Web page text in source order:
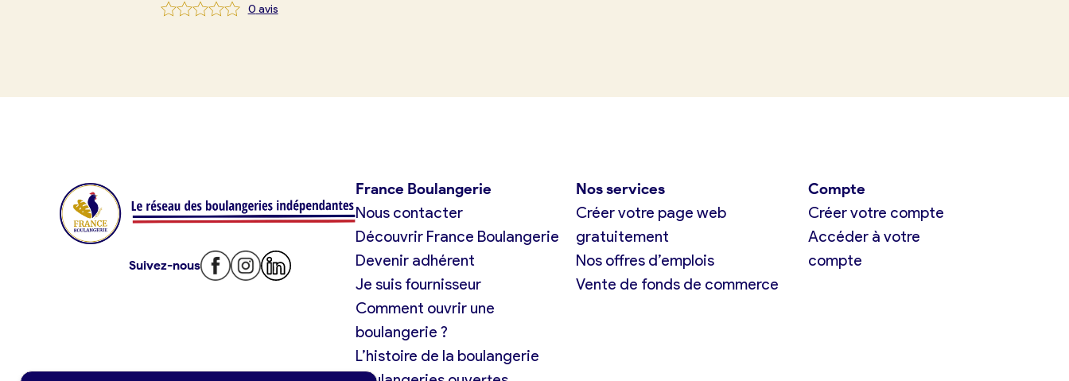
Offres d’emploi
Je suis fournisseur
0 avis
Suivez-nous
France Boulangerie
Nous contacter
Découvrir France Boulangerie
Devenir adhérent
Je suis fournisseur
Comment ouvrir une
boulangerie ?
L’histoire de la boulangerie
Nos services
Créer votre page web
gratuitement
Nos offres d’emplois
Vente de fonds de commerce
Compte
Créer votre compte
Accéder à votre
compte